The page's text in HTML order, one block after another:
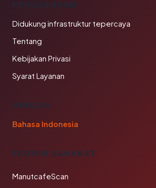
PERUSAHAAN
Didukung infrastruktur tepercaya
Tentang
Kebijakan Privasi
Syarat Layanan
BAHASA
Bahasa Indonesia
TAUTAN SAHABAT
ManutcafeScan